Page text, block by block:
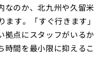
なのか、北九州や久留米
す。「すぐ行きます」
拠点にスタッフがいるか
時間を最小限に抑えるこ